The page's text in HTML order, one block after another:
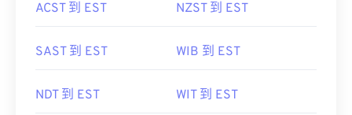
ACST 到 EST NZST 到 EST
SAST 到 EST WIB 到 EST
NDT 到 EST WIT 到 EST